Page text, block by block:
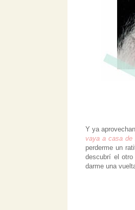
Y ya
vaya a casa de
perderme un
descubrí el
darme una